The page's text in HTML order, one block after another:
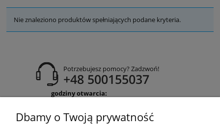
Nie znaleziono produktów spełniających podane kryteria.
Potrzebujesz pomocy? Zadzwoń!
+48 500155037
godziny otwarcia:
obuwiehigo@gmail.com
Dbamy o Twoją prywatność